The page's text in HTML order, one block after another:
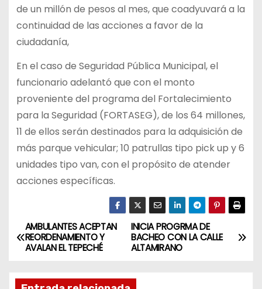
de un millón de pesos al mes, que coadyuvará a la
continuidad de las acciones a favor de la
ciudadanía,
En el caso de Seguridad Pública Municipal, el
funcionario adelantó que con el monto
proveniente del programa del Fortalecimiento
para la Seguridad (FORTASEG), de los 64 millones,
11 de ellos serán destinados para la adquisición de
más parque vehicular; 10 patrullas tipo pick up y 6
unidades tipo van, con el propósito de atender
acciones específicas.
N
a
v
INICIA PROGRMA DE
BACHEO CON LA CALLE
ALTAMIRANO
AMBULANTES ACEPTAN
REORDENAMIENTO Y
AVALAN EL TEPECHÉ